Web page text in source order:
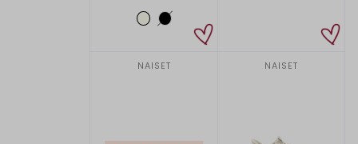
NAISET NAISET